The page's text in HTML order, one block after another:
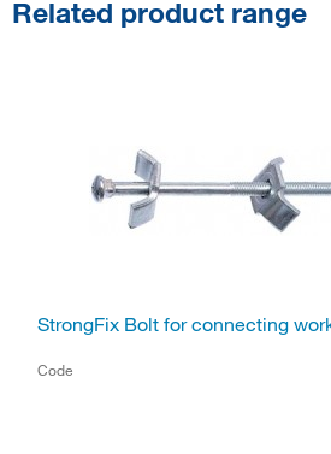
Related product range
StrongFix Bolt for connecting
Code